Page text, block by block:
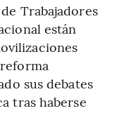
Trabajadores
están
sus debates
tras haberse